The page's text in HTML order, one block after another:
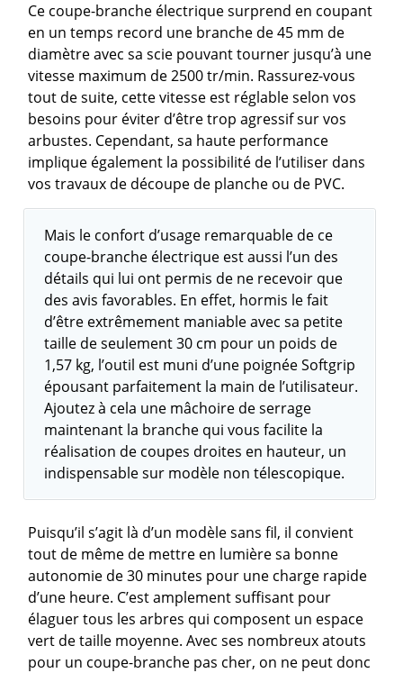
Ce coupe-branche électrique surprend en coupant
en un temps record une branche de 45 mm de
diamètre avec sa scie pouvant tourner jusqu’à une
vitesse maximum de 2500 tr/min. Rassurez-vous
tout de suite, cette vitesse est réglable selon vos
besoins pour éviter d’être trop agressif sur vos
arbustes. Cependant, sa haute performance
implique également la possibilité de l’utiliser dans
vos travaux de découpe de planche ou de PVC.
Mais le confort d’usage remarquable de ce
coupe-branche électrique est aussi l’un des
détails qui lui ont permis de ne recevoir que
des avis favorables. En effet, hormis le fait
d’être extrêmement maniable avec sa petite
taille de seulement 30 cm pour un poids de
1,57 kg, l’outil est muni d’une poignée Softgrip
épousant parfaitement la main de l’utilisateur.
Ajoutez à cela une mâchoire de serrage
maintenant la branche qui vous facilite la
réalisation de coupes droites en hauteur, un
indispensable sur modèle non télescopique.
Puisqu’il s’agit là d’un modèle sans fil, il convient
tout de même de mettre en lumière sa bonne
autonomie de 30 minutes pour une charge rapide
d’une heure. C’est amplement suffisant pour
élaguer tous les arbres qui composent un espace
vert de taille moyenne. Avec ses nombreux atouts
pour un coupe-branche pas cher, on ne peut donc